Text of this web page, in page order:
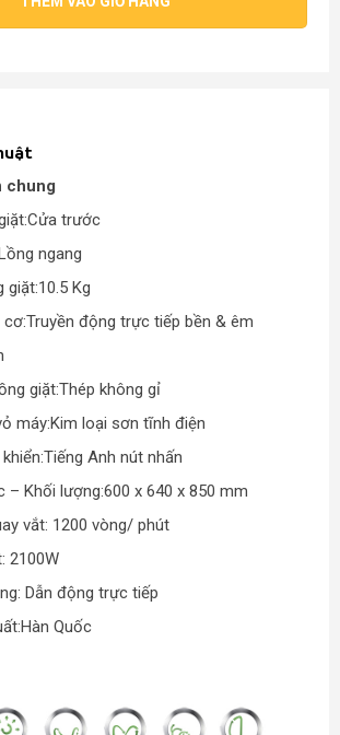
chung
trước
ngang
giặt:10.5 Kg
cơ:Truyền động trực tiếp bền & êm
giặt:Thép không gỉ
máy:Kim loại sơn tĩnh điện
Anh nút nhấn
– Khối lượng:600 x 640 x 850 mm
vắt: 1200 vòng/ phút
2100W
Dẫn động trực tiếp
Quốc